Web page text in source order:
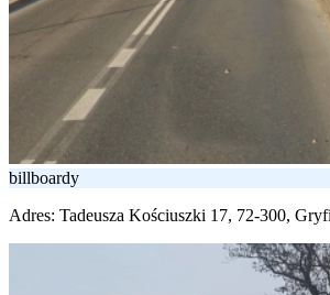
billboardy
Adres: Tadeusza Kościuszki 17, 72-300,